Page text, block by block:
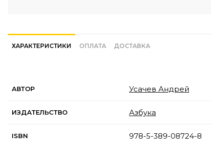
ХАРАКТЕРИСТИКИ ОПЛАТА ДОСТАВКА
АВТОР Усачев Андрей
ИЗДАТЕЛЬСТВО Азбука
ISBN 978-5-389-08724-8